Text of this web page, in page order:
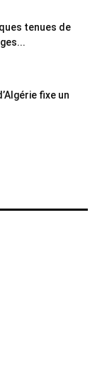
tenues de
fixe un